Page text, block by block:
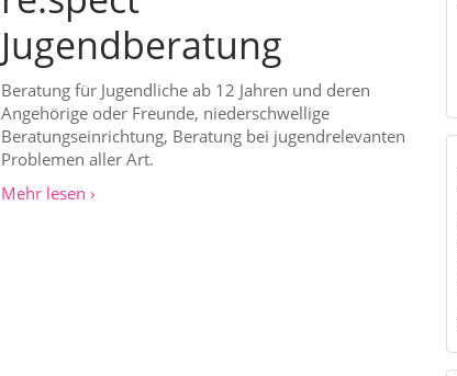
Jugendberatung
Beratung für Jugendliche ab 12 Jahren und deren
Angehörige oder Freunde, niederschwellige
Beratungseinrichtung, Beratung bei jugendrelevanten
Problemen aller Art.
Mehr lesen ›